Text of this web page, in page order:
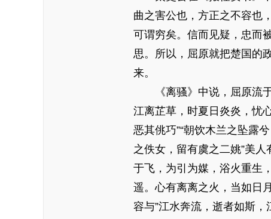
曲之害公也，方正之不容也
可谓穷矣。信而见疑，忠而
思。所以，屈原就把楚国的
来。
《离骚》中说，屈原流于
江离芷草，时夏日炎炎，忧
恶其佻巧”“朝饮木兰之坠露
之佚女，留有虞之二姚”美
于飞，为引为媒，浴火重生
遥。心有离离之火，当如日
容与”江水奔流，逝者如斯